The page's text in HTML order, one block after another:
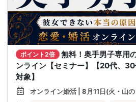
ポイント2倍
無料！奥手男子専用
ンライン【セミナー】【20代、
対象】
オンライン婚活 | 8月11日(火・山